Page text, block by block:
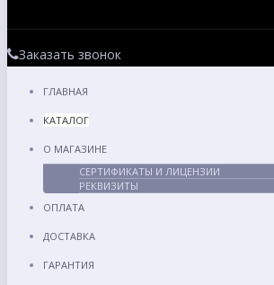
Заказать звонок
ГЛАВНАЯ
КАТАЛОГ
О МАГАЗИНЕ
СЕРТИФИКАТЫ И ЛИЦЕНЗИИ
РЕКВИЗИТЫ
ОПЛАТА
ДОСТАВКА
ГАРАНТИЯ